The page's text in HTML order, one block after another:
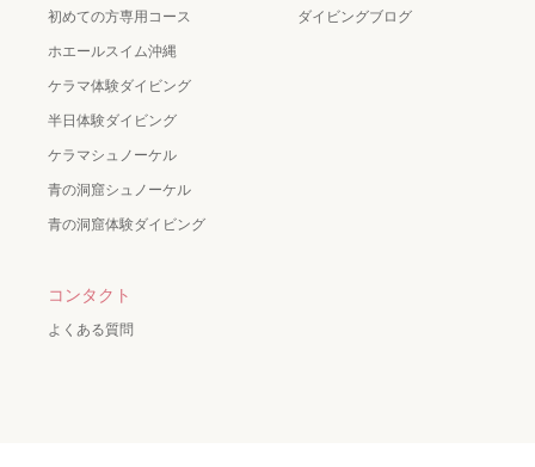
初めての方専用コース
ホエールスイム沖縄
ケラマ体験ダイビング
半日体験ダイビング
ケラマシュノーケル
青の洞窟シュノーケル
青の洞窟体験ダイビング
ダイビングブログ
コンタクト
よくある質問